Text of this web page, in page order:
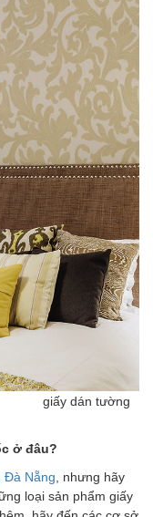
ở đâu?
Đà Nẵng , nhưng hãy
loại sản phẩm giấy